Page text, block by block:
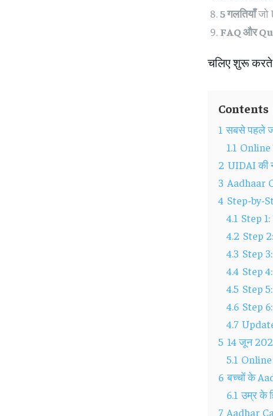
5 गलतियाँजो
FAQ और
चलिए शुरू
Contents
1 सबसे पहले
1.1 Online
2 UIDAI की
3 Aadhaar
4 Step-by-
4.1 Step
4.2 Step
4.3 Step
4.4 Step
4.5 Step
4.6 Step
4.7
5 14 जून
5.1
6 बच्चों के
6.1 उम्र के
7 Aadhar